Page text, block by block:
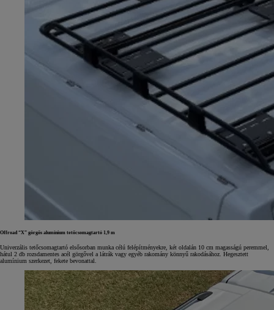
Offroad “X” görgős alumínium tetőcsomagtartó 1,9 m
Univerzális tetőcsomagtartó elsősorban munka célú felépítményekre, két oldalán 10 cm magasságú peremmel,
hátul 2 db rozsdamentes acél görgővel a látrák vagy egyéb rakomány könnyű rakodásához. Hegesztett
alumínium szerkezet, fekete bevonattal.